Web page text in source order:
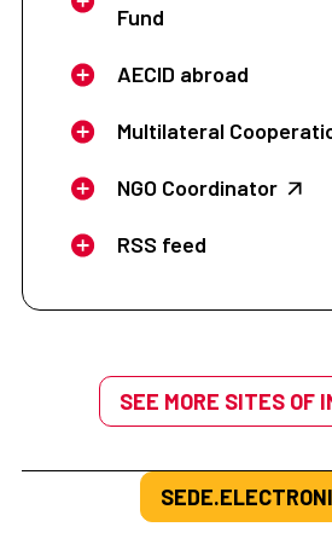
Fund
AECID abroad
Multilateral
NGO Coordinator
RSS feed
SEE MORE SITES OF